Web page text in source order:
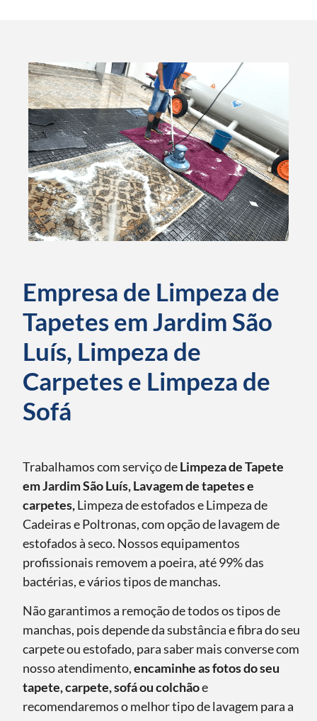
Empresa de Limpeza de
Tapetes em Jardim São
Luís, Limpeza de
Carpetes e Limpeza de
Sofá
Trabalhamos com serviço deLimpeza de Tapete
em Jardim São Luís, Lavagem de tapetes e
carpetes,Limpeza de estofados e Limpeza de
Cadeiras e Poltronas, com opção de lavagem de
estofados à seco. Nossos equipamentos
profissionais removem a poeira, até 99% das
bactérias, e vários tipos de manchas.
Não garantimos a remoção de todos os tipos de
manchas, pois depende da substância e fibra do seu
carpete ou estofado, para saber mais converse com
nosso atendimento,encaminhe as fotos do seu
tapete, carpete, sofá ou colchãoe
recomendaremos o melhor tipo de lavagem para a